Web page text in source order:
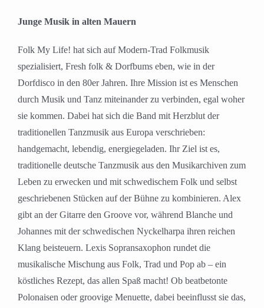
grösseres
Junge Musik in alten Mauern
Folk My Life! hat sich auf Modern-Trad Folkmusik
spezialisiert, Fresh folk & Dorfbums eben, wie in der
Dorfdisco in den 80er Jahren. Ihre Mission ist es Menschen
durch Musik und Tanz miteinander zu verbinden, egal woher
sie kommen. Dabei hat sich die Band mit Herzblut der
traditionellen Tanzmusik aus Europa verschrieben:
handgemacht, lebendig, energiegeladen. Ihr Ziel ist es,
traditionelle deutsche Tanzmusik aus den Musikarchiven zum
Leben zu erwecken und mit schwedischem Folk und selbst
geschriebenen Stücken auf der Bühne zu kombinieren. Alex
gibt an der Gitarre den Groove vor, während Blanche und
Johannes mit der schwedischen Nyckelharpa ihren reichen
Klang beisteuern. Lexis Sopransaxophon rundet die
musikalische Mischung aus Folk, Trad und Pop ab – ein
köstliches Rezept, das allen Spaß macht! Ob beatbetonte
Polonaisen oder groovige Menuette, dabei beeinflusst sie das,